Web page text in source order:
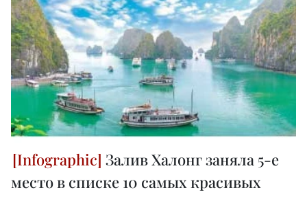
Залив Халонг заняла 5-е
место в списке 10 самых красивых